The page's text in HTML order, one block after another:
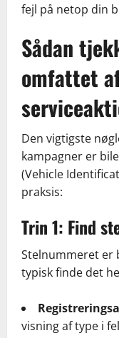
fejl på netop din
Sådan
omfattet
Den vigtigste
kampagner er
(Vehicle
praksis:
Trin 1: Find
Stelnummeret er
typisk finde det
visning af type i